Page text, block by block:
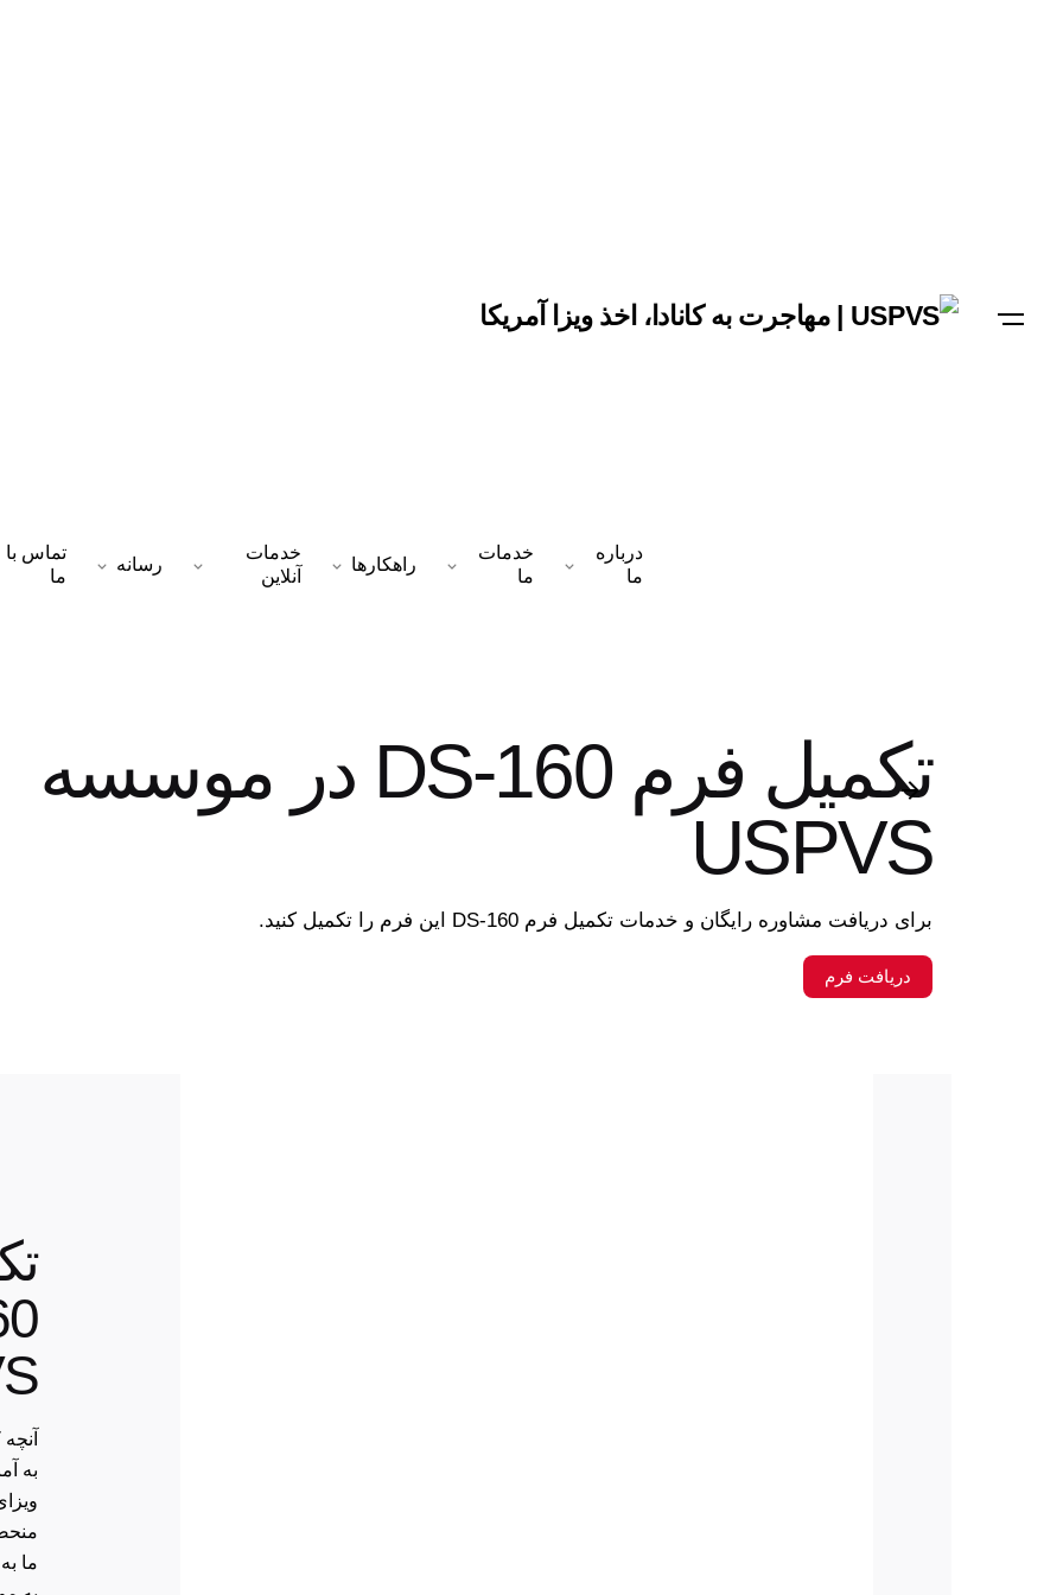
درباره
ما
خدمات
ما
راهکارها
خدمات
آنلاین
رسانه
تماس با
ما
تکمیل فرم DS-160 در موسسه
USPVS
برای دریافت مشاوره رایگان و خدمات تکمیل فرم DS-160 این فرم را تکمیل کنید.
دریافت فرم
به
ما